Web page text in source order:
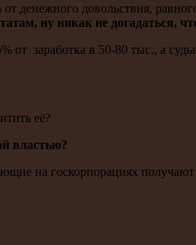
денежного довольствия,
ну никак не
заработка в 50-80 тыс., а
её?
властью?
на госкорпорациях